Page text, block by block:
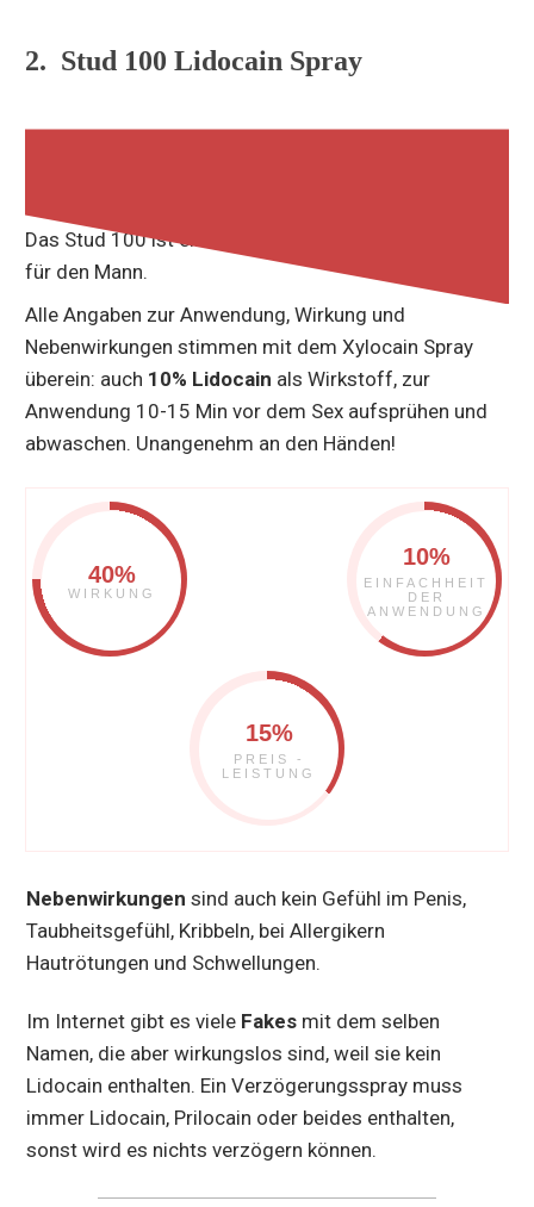
2. Stud 100 Lidocain Spray
Das Stud 100 ist ein klassisches
für den Mann.
Alle Angaben zur Anwendung, Wirkung und
Nebenwirkungen stimmen mit dem Xylocain Spray
überein: auch 10% Lidocain als Wirkstoff, zur
Anwendung 10-15 Min vor dem Sex aufsprühen und
abwaschen. Unangenehm an den Händen!
40%
WIRKUNG
10%
EINFACHHEIT
DER
ANWENDUNG
15%
PREIS -
LEISTUNG
Nebenwirkungen sind auch kein Gefühl im Penis,
Taubheitsgefühl, Kribbeln, bei Allergikern
Hautrötungen und Schwellungen.
Im Internet gibt es viele Fakes mit dem selben
Namen, die aber wirkungslos sind, weil sie kein
Lidocain enthalten. Ein Verzögerungsspray muss
immer Lidocain, Prilocain oder beides enthalten,
sonst wird es nichts verzögern können.